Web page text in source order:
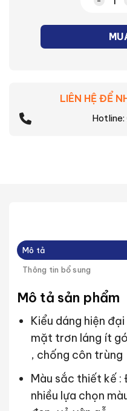
Đèn
LIÊN HỆ ĐỂ
Hotline:
Mô tả
Thông tin bổ sung
Mô tả sản phẩm
Kiểu dáng hiện
mặt trơn láng ít
, chống côn trùng
Màu sắc thiết kế :
nhiều lựa chọn